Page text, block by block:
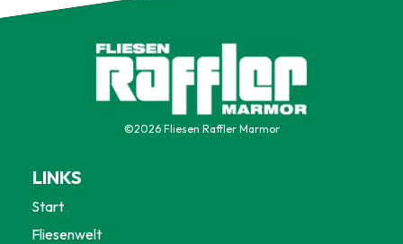
©2026Fliesen Raffler Marmor
LINKS
Start
Fliesenwelt